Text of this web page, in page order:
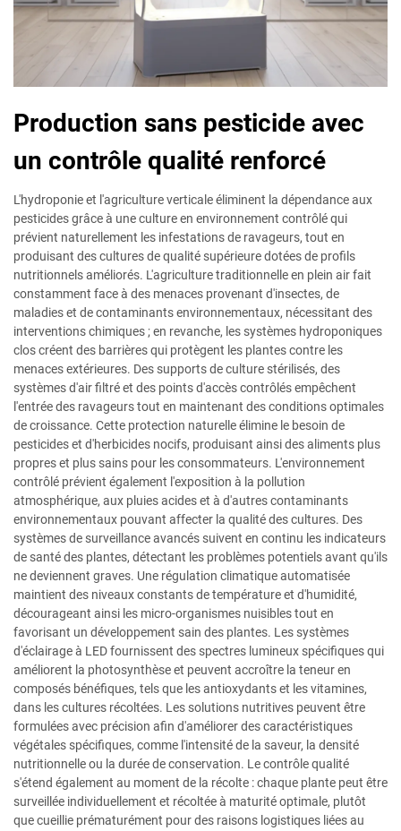
Production sans pesticide avec
un contrôle qualité renforcé
L'hydroponie et l'agriculture verticale éliminent la dépendance aux
pesticides grâce à une culture en environnement contrôlé qui
prévient naturellement les infestations de ravageurs, tout en
produisant des cultures de qualité supérieure dotées de profils
nutritionnels améliorés. L'agriculture traditionnelle en plein air fait
constamment face à des menaces provenant d'insectes, de
maladies et de contaminants environnementaux, nécessitant des
interventions chimiques ; en revanche, les systèmes hydroponiques
clos créent des barrières qui protègent les plantes contre les
menaces extérieures. Des supports de culture stérilisés, des
systèmes d'air filtré et des points d'accès contrôlés empêchent
l'entrée des ravageurs tout en maintenant des conditions optimales
de croissance. Cette protection naturelle élimine le besoin de
pesticides et d'herbicides nocifs, produisant ainsi des aliments plus
propres et plus sains pour les consommateurs. L'environnement
contrôlé prévient également l'exposition à la pollution
atmosphérique, aux pluies acides et à d'autres contaminants
environnementaux pouvant affecter la qualité des cultures. Des
systèmes de surveillance avancés suivent en continu les indicateurs
de santé des plantes, détectant les problèmes potentiels avant qu'ils
ne deviennent graves. Une régulation climatique automatisée
maintient des niveaux constants de température et d'humidité,
décourageant ainsi les micro-organismes nuisibles tout en
favorisant un développement sain des plantes. Les systèmes
d'éclairage à LED fournissent des spectres lumineux spécifiques qui
améliorent la photosynthèse et peuvent accroître la teneur en
composés bénéfiques, tels que les antioxydants et les vitamines,
dans les cultures récoltées. Les solutions nutritives peuvent être
formulées avec précision afin d'améliorer des caractéristiques
végétales spécifiques, comme l'intensité de la saveur, la densité
nutritionnelle ou la durée de conservation. Le contrôle qualité
s'étend également au moment de la récolte : chaque plante peut être
surveillée individuellement et récoltée à maturité optimale, plutôt
que cueillie prématurément pour des raisons logistiques liées au